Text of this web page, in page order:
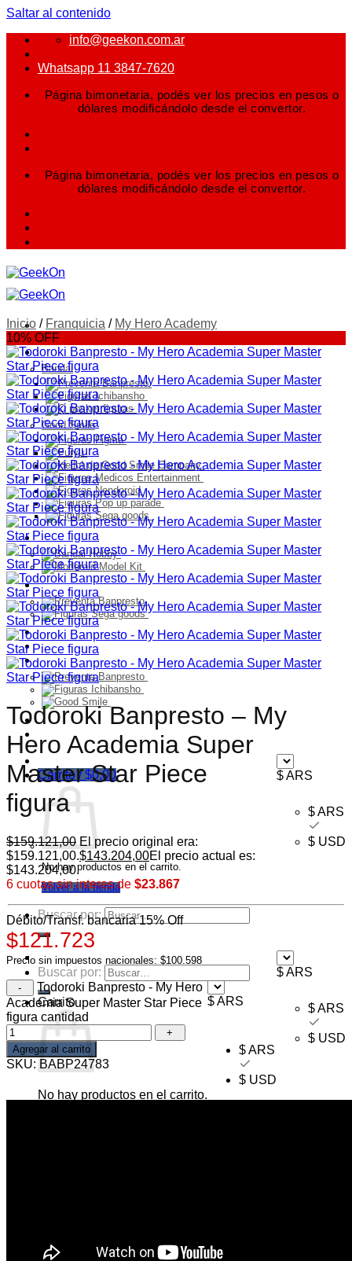
Saltar al contenido
info@geekon.com.ar
Whatsapp 11 3847-7620
Página bimonetaria, podés ver los precios en pesos o
dólares modificándolo desde el convertor.
Página bimonetaria, podés ver los precios en pesos o
dólares modificándolo desde el convertor.
FIGURAS
Bandai
Good Smile
Model Kit
PELUCHES
Franquicia
Ultimos Ingresos
Preventa
Ofertas
Mayorista
$ ARS
$ ARS
$ USD
Carrito /$0,00
No hay productos en el carrito.
Volver a la tienda
Buscar por:
$ ARS
$ ARS
$ USD
Buscar por:
Carrito
No hay productos en el carrito.
Inicio / Franquicia / My Hero Academy
10% OFF
Todoroki Banpresto – My
Hero Academia Super
Master Star Piece
figura
$159.121,00 El precio original era:
$159.121,00.$143.204,00El precio actual es:
$143.204,00.
6 cuotas sin interes de $23.867
Débito/Transf. bancaria 15% Off
$121.723
Precio sin impuestos nacionales: $100.598
$ ARS
$ ARS
$ USD
Todoroki Banpresto - My Hero
Academia Super Master Star Piece
figura cantidad
Agregar al carrito
SKU: BABP24783